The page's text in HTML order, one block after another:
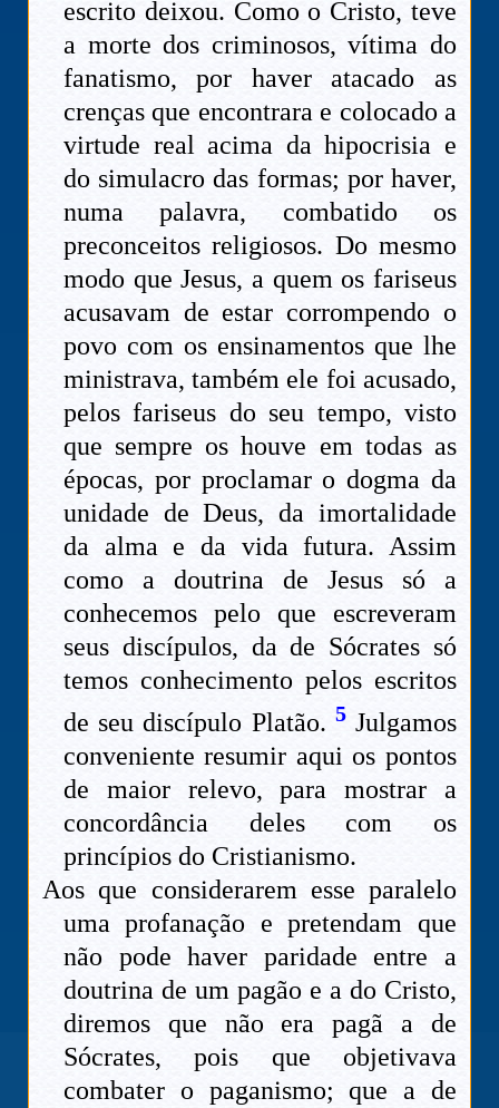
escrito deixou. Como o Cristo, teve
a morte dos criminosos, vítima do
fanatismo, por haver atacado as
crenças que encontrara e colocado a
virtude real acima da hipocrisia e
do simulacro das formas; por haver,
numa palavra, combatido os
preconceitos religiosos. Do mesmo
modo que Jesus, a quem os fariseus
acusavam de estar corrompendo o
povo com os ensinamentos que lhe
ministrava, também ele foi acusado,
pelos fariseus do seu tempo, visto
que sempre os houve em todas as
épocas, por proclamar o dogma da
unidade de Deus, da imortalidade
da alma e da vida futura. Assim
como a doutrina de Jesus só a
conhecemos pelo que escreveram
seus discípulos, da de Sócrates só
temos conhecimento pelos escritos
de seu discípulo Platão. 5Julgamos
conveniente resumir aqui os pontos
de maior relevo, para mostrar a
concordância deles com os
princípios do Cristianismo.
Aos que considerarem esse paralelo
uma profanação e pretendam que
não pode haver paridade entre a
doutrina de um pagão e a do Cristo,
diremos que não era pagã a de
Sócrates, pois que objetivava
combater o paganismo; que a de